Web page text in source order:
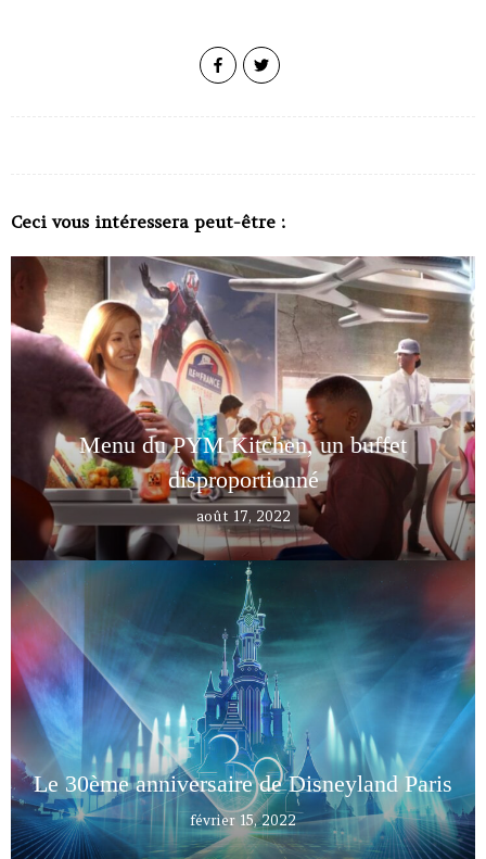
Ceci vous intéressera peut-être :
Menu du PYM Kitchen, un buffet
disproportionné
août 17, 2022
Le 30ème anniversaire de Disneyland Paris
février 15, 2022